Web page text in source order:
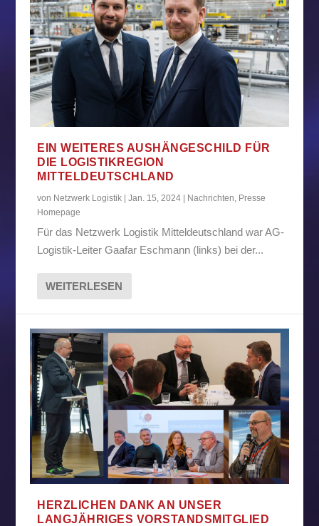
EIN WEITERES AUSHÄNGESCHILD FÜR
DIE LOGISTIKREGION
MITTELDEUTSCHLAND
von Netzwerk Logistik |Jan. 15, 2024 Nachrichten, Presse
Homepage
Für das Netzwerk Logistik Mitteldeutschland war AG-
Logistik-Leiter Gaafar Eschmann (links) bei der...
WEITERLESEN
HERZLICHEN DANK AN UNSER
LANGJÄHRIGES VORSTANDSMITGLIED